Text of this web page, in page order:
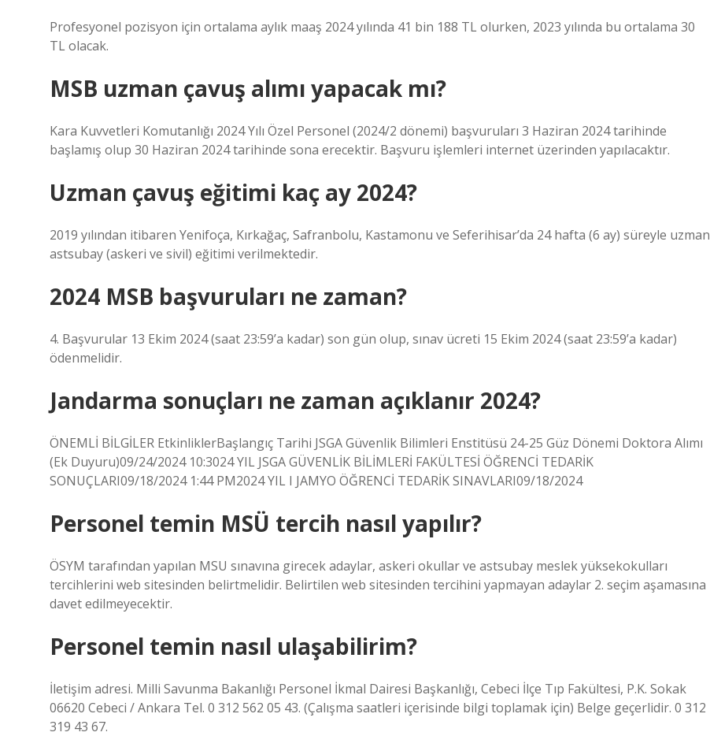
Profesyonel pozisyon için ortalama aylık maaş 2024 yılında 41 bin 188 TL olurken, 2023 yılında bu ortalama 30
TL olacak.
MSB uzman çavuş alımı yapacak mı?
Kara Kuvvetleri Komutanlığı 2024 Yılı Özel Personel (2024/2 dönemi) başvuruları 3 Haziran 2024 tarihinde
başlamış olup 30 Haziran 2024 tarihinde sona erecektir. Başvuru işlemleri internet üzerinden yapılacaktır.
Uzman çavuş eğitimi kaç ay 2024?
2019 yılından itibaren Yenifoça, Kırkağaç, Safranbolu, Kastamonu ve Seferihisar’da 24 hafta (6 ay) süreyle uzman
astsubay (askeri ve sivil) eğitimi verilmektedir.
2024 MSB başvuruları ne zaman?
4. Başvurular 13 Ekim 2024 (saat 23:59’a kadar) son gün olup, sınav ücreti 15 Ekim 2024 (saat 23:59’a kadar)
ödenmelidir.
Jandarma sonuçları ne zaman açıklanır 2024?
ÖNEMLİ BİLGİLER EtkinliklerBaşlangıç ​​Tarihi JSGA Güvenlik Bilimleri Enstitüsü 24-25 Güz Dönemi Doktora Alımı
(Ek Duyuru)09/24/2024 10:3024 YIL JSGA GÜVENLİK BİLİMLERİ FAKÜLTESİ ÖĞRENCİ TEDARİK
SONUÇLARI09/18/2024 1:44 PM2024 YIL I JAMYO ÖĞRENCİ TEDARİK SINAVLARI09/18/2024
Personel temin MSÜ tercih nasıl yapılır?
ÖSYM tarafından yapılan MSU sınavına girecek adaylar, askeri okullar ve astsubay meslek yüksekokulları
tercihlerini web sitesinden belirtmelidir. Belirtilen web sitesinden tercihini yapmayan adaylar 2. seçim aşamasına
davet edilmeyecektir.
Personel temin nasıl ulaşabilirim?
İletişim adresi. Milli Savunma Bakanlığı Personel İkmal Dairesi Başkanlığı, Cebeci İlçe Tıp Fakültesi, P.K. Sokak
06620 Cebeci / Ankara Tel. 0 312 562 05 43. (Çalışma saatleri içerisinde bilgi toplamak için) Belge geçerlidir. 0 312
319 43 67.